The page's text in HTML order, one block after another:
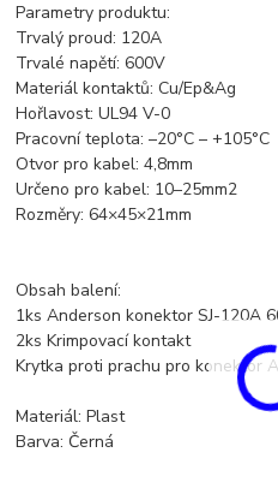
Parametry produktu:
Trvalý proud: 120A
Trvalé napětí: 600V
Materiál kontaktů: Cu/Ep&Ag
Hořlavost: UL94 V-0
Pracovní teplota: –20°C – +105°C
Otvor pro kabel: 4,8mm
Určeno pro kabel: 10–25mm2
Rozměry: 64×45×21mm
Obsah balení:
1ks Anderson konektor SJ-120A
2ks Krimpovací kontakt
Krytka proti prachu pro konektor
Materiál: Plast
Barva: Černá